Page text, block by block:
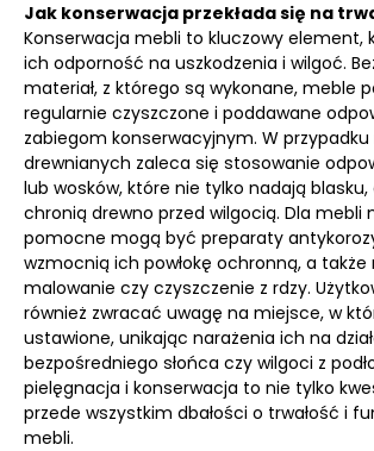
Jak konserwacja przekłada się na
Konserwacja mebli to kluczowy element,
ich odporność na uszkodzenia i wilgoć.
materiał, z którego są wykonane, meble
regularnie czyszczone i poddawane
zabiegom konserwacyjnym. W
drewnianych zaleca się stosowanie
lub wosków, które nie tylko nadają blasku,
chronią drewno przed wilgocią. Dla mebli
pomocne mogą być preparaty
wzmocnią ich powłokę ochronną, a także
malowanie czy czyszczenie z rdzy.
również zwracać uwagę na miejsce, w
ustawione, unikając narażenia ich na
bezpośredniego słońca czy wilgoci z
pielęgnacja i konserwacja to nie tylko
przede wszystkim dbałości o trwałość i
mebli.